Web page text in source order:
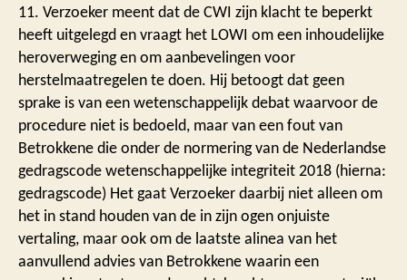
11. Verzoeker meent dat de CWI zijn klacht te beperkt
heeft uitgelegd en vraagt het LOWI om een inhoudelijke
heroverweging en om aanbevelingen voor
herstelmaatregelen te doen. Hij betoogt dat geen
sprake is van een wetenschappelijk debat waarvoor de
procedure niet is bedoeld, maar van een fout van
Betrokkene die onder de normering van de Nederlandse
gedragscode wetenschappelijke integriteit 2018 (hierna:
gedragscode) Het gaat Verzoeker daarbij niet alleen om
het in stand houden van de in zijn ogen onjuiste
vertaling, maar ook om de laatste alinea van het
aanvullend advies van Betrokkene waarin een